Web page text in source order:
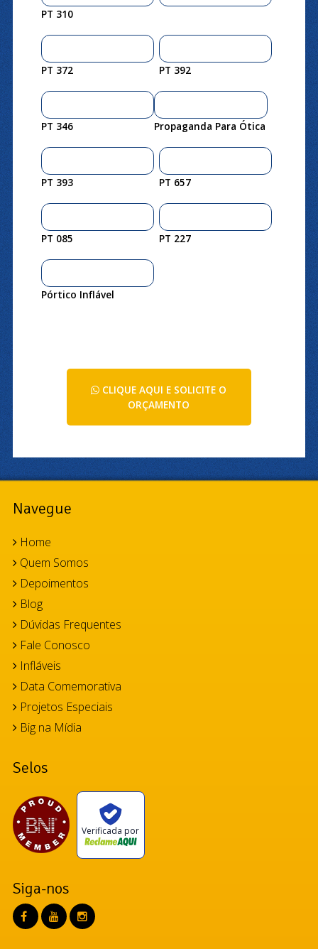
PT 310
PT 372 PT 392
PT 346 Propaganda Para Ótica
PT 393 PT 657
PT 085 PT 227
Pórtico Inflável
CLIQUE AQUI E SOLICITE O
ORÇAMENTO
Navegue
Home
Quem Somos
Depoimentos
Blog
Dúvidas Frequentes
Fale Conosco
Infláveis
Data Comemorativa
Projetos Especiais
Big na Mídia
Selos
Verificada por
Siga-nos